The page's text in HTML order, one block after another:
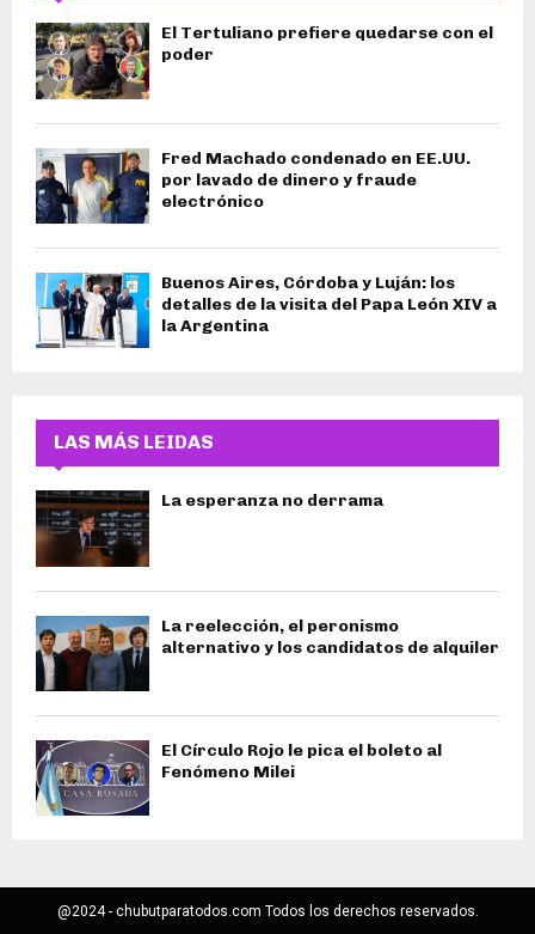
El Tertuliano prefiere quedarse con el
poder
Fred Machado condenado en EE.UU.
por lavado de dinero y fraude
electrónico
Buenos Aires, Córdoba y Luján: los
detalles de la visita del Papa León XIV a
la Argentina
LAS MÁS LEIDAS
La esperanza no derrama
La reelección, el peronismo
alternativo y los candidatos de alquiler
El Círculo Rojo le pica el boleto al
Fenómeno Milei
@2024 - chubutparatodos.com Todos los derechos reservados.